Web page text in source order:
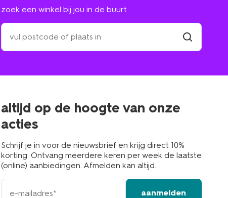
zoek een winkel bij jou in de buurt
zoek
een
winkel
in
altijd op de hoogte van onze
acties
Schrijf je in voor de nieuwsbrief en krijg direct 10%
korting. Ontvang meerdere keren per week de laatste
(online) aanbiedingen. Afmelden kan altijd.
e-
mailadres
aanmelden